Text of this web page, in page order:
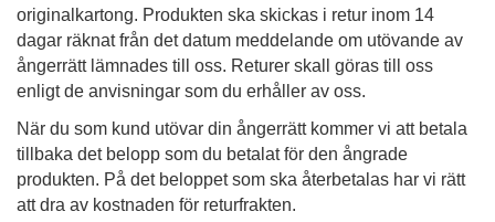
originalkartong. Produkten ska skickas i retur inom 14
dagar räknat från det datum meddelande om utövande av
ångerrätt lämnades till oss. Returer skall göras till oss
enligt de anvisningar som du erhåller av oss.
När du som kund utövar din ångerrätt kommer vi att betala
tillbaka det belopp som du betalat för den ångrade
produkten. På det beloppet som ska återbetalas har vi rätt
att dra av kostnaden för returfrakten.